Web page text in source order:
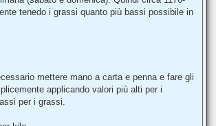
tenedo i grassi quanto più bassi possibile in
mettere mano a carta e penna e fare gli
applicando valori più alti per i
per i grassi.